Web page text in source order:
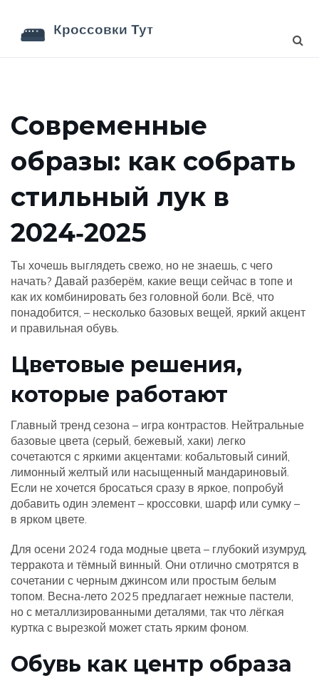
Современные
образы: как собрать
стильный лук в
2024‑2025
Ты хочешь выглядеть свежо, но не знаешь, с чего
начать? Давай разберём, какие вещи сейчас в топе и
как их комбинировать без головной боли. Всё, что
понадобится, – несколько базовых вещей, яркий акцент
и правильная обувь.
Цветовые решения,
которые работают
Главный тренд сезона – игра контрастов. Нейтральные
базовые цвета (серый, бежевый, хаки) легко
сочетаются с яркими акцентами: кобальтовый синий,
лимонный желтый или насыщенный мандариновый.
Если не хочется бросаться сразу в яркое, попробуй
добавить один элемент – кроссовки, шарф или сумку –
в ярком цвете.
Для осени 2024 года модные цвета – глубокий изумруд,
терракота и тёмный винный. Они отлично смотрятся в
сочетании с черным джинсом или простым белым
топом. Весна‑лето 2025 предлагает нежные пастели,
но с металлизированными деталями, так что лёгкая
куртка с вырезкой может стать ярким фоном.
Обувь как центр образа